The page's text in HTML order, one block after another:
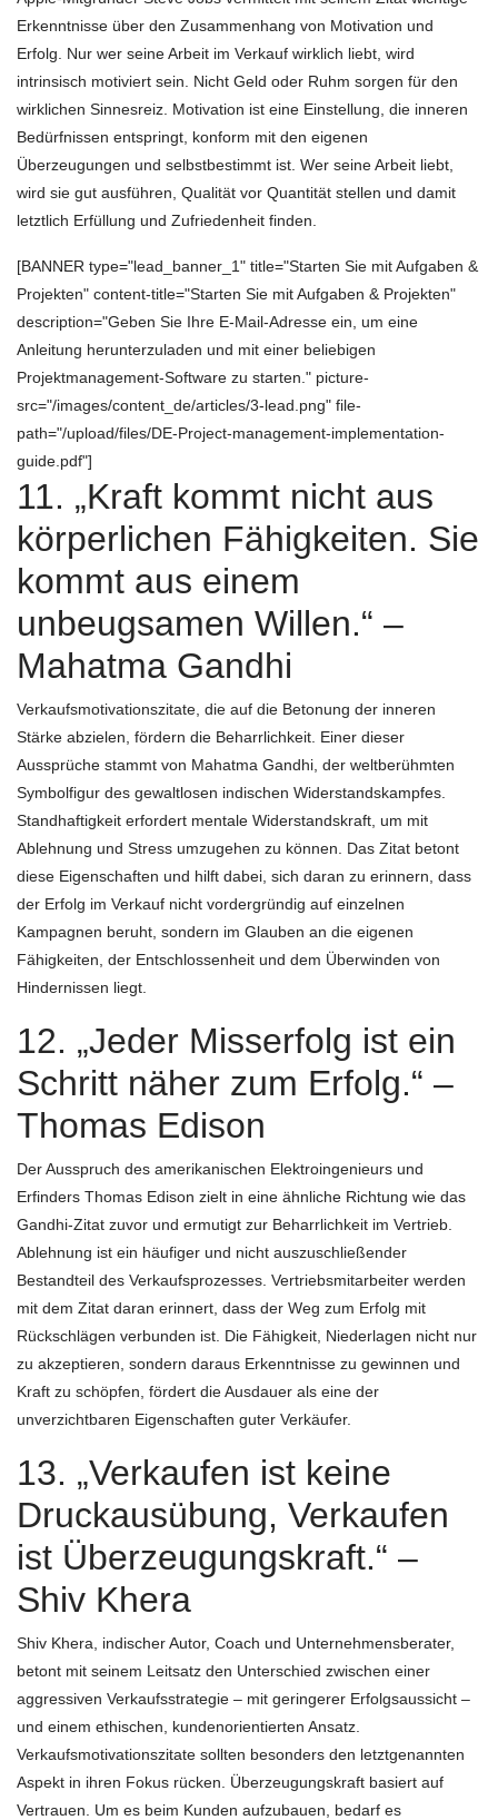
Erkenntnisse über den Zusammenhang von Motivation und
Erfolg. Nur wer seine Arbeit im Verkauf wirklich liebt, wird
intrinsisch motiviert sein. Nicht Geld oder Ruhm sorgen für den
wirklichen Sinnesreiz. Motivation ist eine Einstellung, die inneren
Bedürfnissen entspringt, konform mit den eigenen
Überzeugungen und selbstbestimmt ist. Wer seine Arbeit liebt,
wird sie gut ausführen, Qualität vor Quantität stellen und damit
letztlich Erfüllung und Zufriedenheit finden.
[BANNER type="lead_banner_1" title="Starten Sie mit Aufgaben &
Projekten" content-title="Starten Sie mit Aufgaben & Projekten"
description="Geben Sie Ihre E-Mail-Adresse ein, um eine
Anleitung herunterzuladen und mit einer beliebigen
Projektmanagement-Software zu starten." picture-
src="/images/content_de/articles/3-lead.png" file-
path="/upload/files/DE-Project-management-implementation-
guide.pdf"]
11. „Kraft kommt nicht aus
körperlichen Fähigkeiten. Sie
kommt aus einem
unbeugsamen Willen.“ –
Mahatma Gandhi
Verkaufsmotivationszitate, die auf die Betonung der inneren
Stärke abzielen, fördern die Beharrlichkeit. Einer dieser
Aussprüche stammt von Mahatma Gandhi, der weltberühmten
Symbolfigur des gewaltlosen indischen Widerstandskampfes.
Standhaftigkeit erfordert mentale Widerstandskraft, um mit
Ablehnung und Stress umzugehen zu können. Das Zitat betont
diese Eigenschaften und hilft dabei, sich daran zu erinnern, dass
der Erfolg im Verkauf nicht vordergründig auf einzelnen
Kampagnen beruht, sondern im Glauben an die eigenen
Fähigkeiten, der Entschlossenheit und dem Überwinden von
Hindernissen liegt.
12. „Jeder Misserfolg ist ein
Schritt näher zum Erfolg.“ –
Thomas Edison
Der Ausspruch des amerikanischen Elektroingenieurs und
Erfinders Thomas Edison zielt in eine ähnliche Richtung wie das
Gandhi-Zitat zuvor und ermutigt zur Beharrlichkeit im Vertrieb.
Ablehnung ist ein häufiger und nicht auszuschließender
Bestandteil des Verkaufsprozesses. Vertriebsmitarbeiter werden
mit dem Zitat daran erinnert, dass der Weg zum Erfolg mit
Rückschlägen verbunden ist. Die Fähigkeit, Niederlagen nicht nur
zu akzeptieren, sondern daraus Erkenntnisse zu gewinnen und
Kraft zu schöpfen, fördert die Ausdauer als eine der
unverzichtbaren Eigenschaften guter Verkäufer.
13. „Verkaufen ist keine
Druckausübung, Verkaufen
ist Überzeugungskraft.“ –
Shiv Khera
Shiv Khera, indischer Autor, Coach und Unternehmensberater,
betont mit seinem Leitsatz den Unterschied zwischen einer
aggressiven Verkaufsstrategie – mit geringerer Erfolgsaussicht –
und einem ethischen, kundenorientierten Ansatz.
Verkaufsmotivationszitate sollten besonders den letztgenannten
Aspekt in ihren Fokus rücken. Überzeugungskraft basiert auf
Vertrauen. Um es beim Kunden aufzubauen, bedarf es